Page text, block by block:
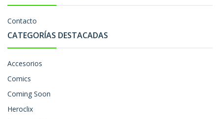
Contacto
CATEGORÍAS DESTACADAS
Accesorios
Comics
Coming Soon
Heroclix